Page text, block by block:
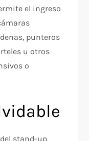
el ingreso
punteros
u otros
o
stand-up